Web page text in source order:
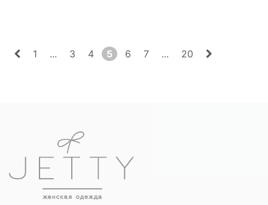
1 ... 3 4 5 6 7 ... 20